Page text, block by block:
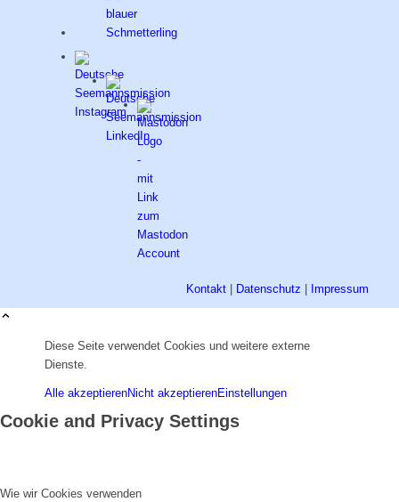
Kontakt Datenschutz Impressum
Diese Seite verwendet Cookies und weitere externe
Dienste.
Alle akzeptierenNicht akzeptierenEinstellungen
Cookie and Privacy Settings
Wie wir Cookies verwenden